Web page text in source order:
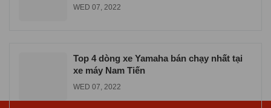
WED 07, 2022
Top 4 dòng xe Yamaha bán chạy nhất tại
xe máy Nam Tiến
WED 07, 2022